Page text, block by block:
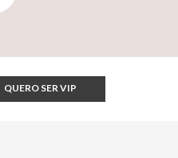
QUERO SER VIP